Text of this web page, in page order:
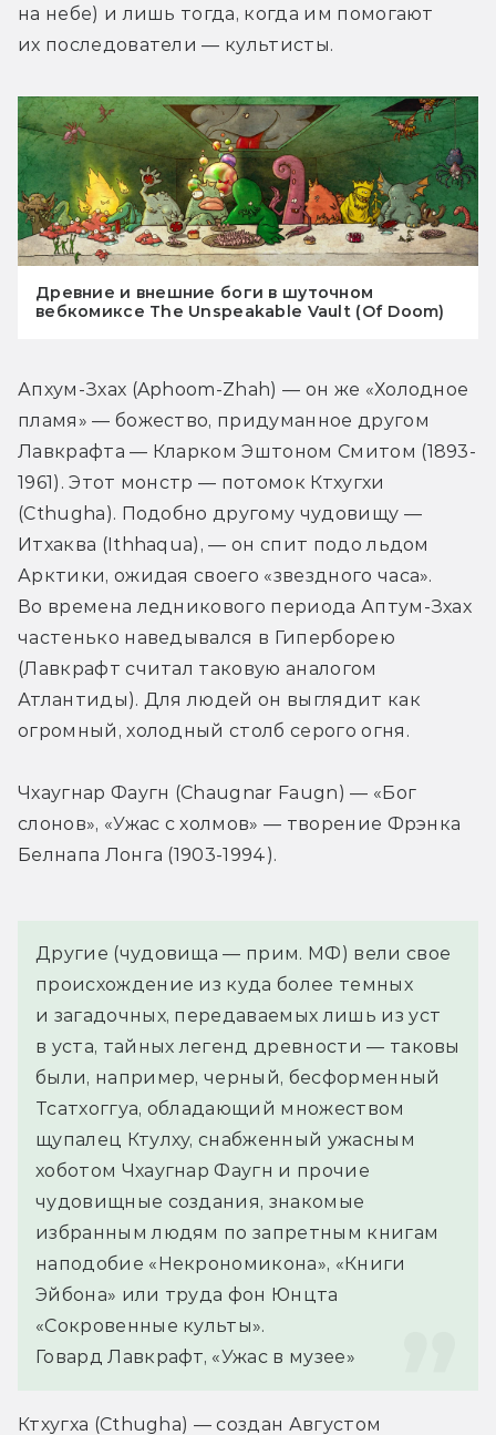
на небе) и лишь тогда, когда им помогают
их последователи — культисты.
Древние и внешние боги в шуточном
вебкомиксе The Unspeakable Vault (Of Doom)
Апхум-Зхах (Aphoom-Zhah) — он же «Холодное
пламя» — божество, придуманное другом
Лавкрафта — Кларком Эштоном Смитом (1893-
1961). Этот монстр — потомок Ктхугхи
(Cthugha). Подобно другому чудовищу —
Итхаква (Ithhaqua), — он спит подо льдом
Арктики, ожидая своего «звездного часа».
Во времена ледникового периода Аптум-Зхах
частенько наведывался в Гиперборею
(Лавкрафт считал таковую аналогом
Атлантиды). Для людей он выглядит как
огромный, холодный столб серого огня.
Чхаугнар Фаугн (Chaugnar Faugn) — «Бог
слонов», «Ужас с холмов» — творение Фрэнка
Белнапа Лонга (1903-1994).
Другие (чудовища — прим. МФ) вели свое
происхождение из куда более темных
и загадочных, передаваемых лишь из уст
в уста, тайных легенд древности — таковы
были, например, черный, бесформенный
Тсатхоггуа, обладающий множеством
щупалец Ктулху, снабженный ужасным
хоботом Чхаугнар Фаугн и прочие
чудовищные создания, знакомые
избранным людям по запретным книгам
наподобие «Некрономикона», «Книги
Эйбона» или труда фон Юнцта
«Сокровенные культы».
Говард Лавкрафт, «Ужас в музее»
Ктхугха (Cthugha) — создан Августом